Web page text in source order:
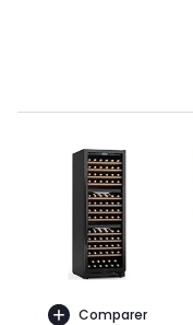
Comparer